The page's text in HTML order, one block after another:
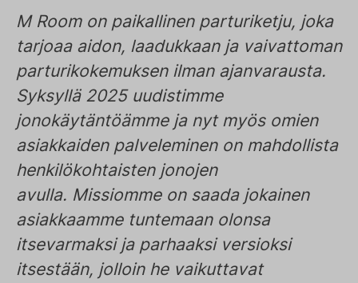
M Room on paikallinen parturiketju, joka
tarjoaa aidon, laadukkaan ja vaivattoman
parturikokemuksen ilman ajanvarausta.
Syksyllä 2025 uudistimme
jonokäytäntöämme ja nyt myös omien
asiakkaiden palveleminen on mahdollista
henkilökohtaisten jonojen
avulla. Missiomme on saada jokainen
asiakkaamme tuntemaan olonsa
itsevarmaksi ja parhaaksi versioksi
itsestään, jolloin he vaikuttavat